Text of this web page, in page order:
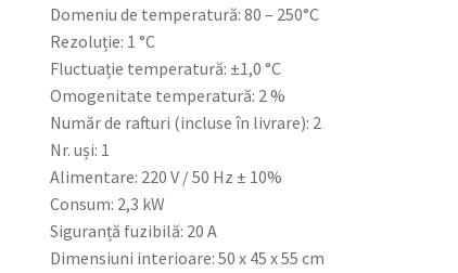
Domeniu de temperatură: 80 – 250°C
Rezoluție: 1 °C
Fluctuație temperatură: ±1,0 °C
Omogenitate temperatură: 2 %
Număr de rafturi (incluse în livrare): 2
Nr. uși: 1
Alimentare: 220 V / 50 Hz ± 10%
Consum: 2,3 kW
Siguranță fuzibilă: 20 A
Dimensiuni interioare: 50 x 45 x 55 cm